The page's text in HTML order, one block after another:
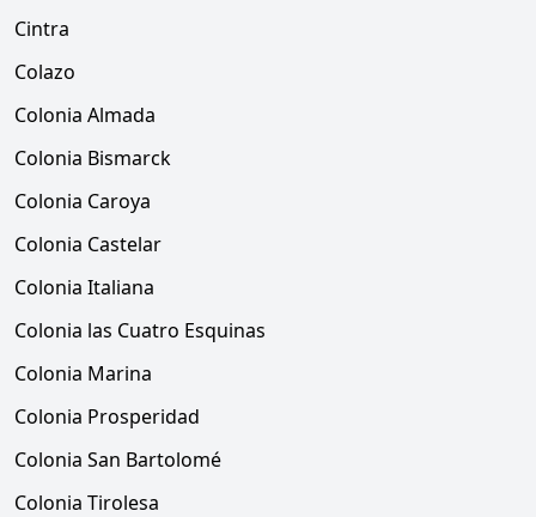
Cintra
Colazo
Colonia Almada
Colonia Bismarck
Colonia Caroya
Colonia Castelar
Colonia Italiana
Colonia las Cuatro Esquinas
Colonia Marina
Colonia Prosperidad
Colonia San Bartolomé
Colonia Tirolesa